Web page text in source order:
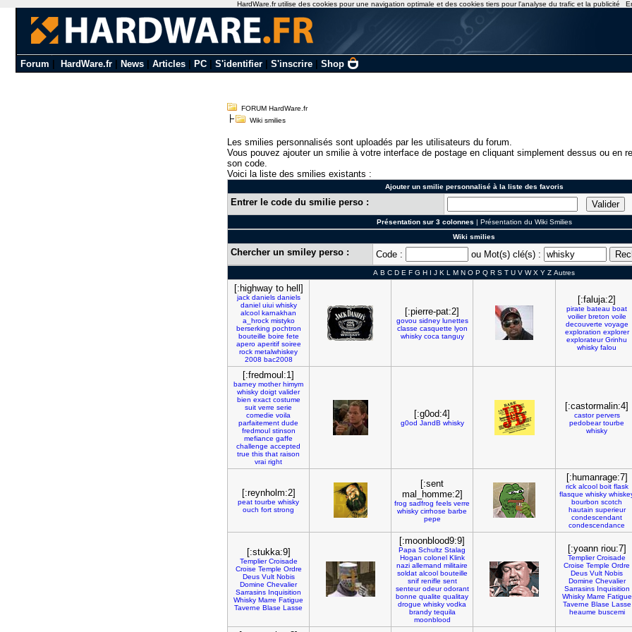
Forum HardWare.fr| News| Articles| PC| S'identifier| S'inscrire| Shop
FORUM HardWare.fr
Wiki smilies
Les smilies personnalisés sont uploadés par les utilisateurs du forum.
Vous pouvez ajouter un smilie à votre interface de postage en cliquant simplement dessus ou en
son code.
Voici la liste des smilies existants :
Ajouter un smilie personnalisé à la liste des favoris
Entrer le code du smilie perso :
Présentation sur 3 colonnes | Présentation du Wiki Smilies
Wiki smilies
Chercher un smiley perso : Code : ou Mot(s) clé(s) :
A B C D E F G H I J K L M N O P Q R S T U V W X Y Z Autres
[:highway to hell]
jack daniels daniels
daniel uiui whisky
alcool karnakhan
a_hrock mistyko
berserking pochtron
bouteille boire fete
apero aperitif soiree
rock metalwhiskey
2008 bac2008
[:pierre-pat:2]
govou sidney lunettes
classe casquette lyon
whisky coca tanguy
[:faluja:2]
pirate bateau boat
voilier breton voile
decouverte voyage
exploration explorer
explorateur Grinhu
whisky falou
[:fredmoul:1]
barney mother himym
whisky doigt valider
bien exact costume
suit verre serie
comedie voila
parfaitement dude
fredmoul stinson
mefiance gaffe
challenge accepted
true this that raison
vrai right
[:g0od:4]
g0od JandB whisky
[:castormalin:4]
castor pervers
pedobear tourbe
whisky
[:reynholm:2]
peat tourbe whisky
ouch fort strong
[:sent
mal_homme:2]
frog sadfrog feels verre
whisky cirrhose barbe
pepe
[:humanrage:7]
rick alcool boit flask
flasque whisky
bourbon scotch
hautain superieur
condescendant
condescendance
[:stukka:9]
Templier Croisade
Croise Temple Ordre
Deus Vult Nobis
Domine Chevalier
Sarrasins Inquisition
Whisky Marre Fatigue
Taverne Blase Lasse
[:moonblood9:9]
Papa Schultz Stalag
Hogan colonel Klink
nazi allemand militaire
soldat alcool bouteille
snif renifle sent
senteur odeur odorant
bonne qualite qualitay
drogue whisky vodka
brandy tequila
moonblood
[:yoann riou:7]
Templier Croisade
Croise Temple Ordre
Deus Vult Nobis
Domine Chevalier
Sarrasins Inquisition
Whisky Marre Fatigue
Taverne Blase Lasse
heaume buscemi
HardWare.fr utilise des cookies pour une navigation optimale et des cookies tiers pour l'analyse du trafic et la publicité